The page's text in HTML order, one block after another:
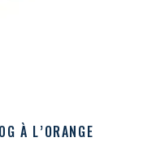
À L’ORANGE